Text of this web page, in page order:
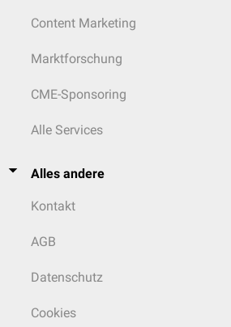
Content Marketing
Marktforschung
CME-Sponsoring
Alle Services
Alles andere
Kontakt
AGB
Datenschutz
Cookies